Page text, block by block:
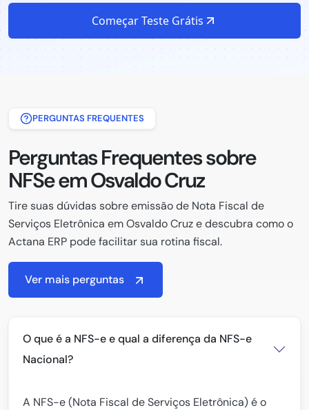
Começar Teste Grátis
PERGUNTAS FREQUENTES
Perguntas Frequentes sobre
NFSe em Osvaldo Cruz
Tire suas dúvidas sobre emissão de Nota Fiscal de
Serviços Eletrônica em Osvaldo Cruz e descubra como o
Actana ERP pode facilitar sua rotina fiscal.
Ver mais perguntas
O que é a NFS-e e qual a diferença da NFS-e
Nacional?
A NFS-e (Nota Fiscal de Serviços Eletrônica) é o